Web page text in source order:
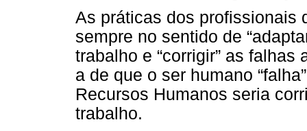
As práticas dos profissionais
sempre no sentido de
trabalho e “corrigir” as falhas
a de que o ser humano
Recursos Humanos seria
trabalho.